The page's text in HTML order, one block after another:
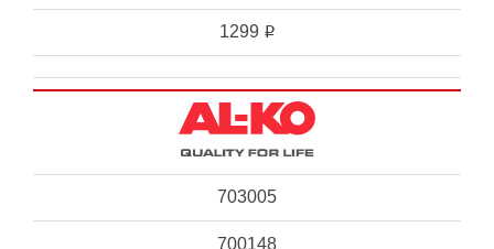
1299 i
703005
700148